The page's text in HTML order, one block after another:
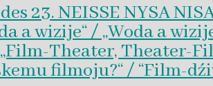
23. NEISSE NYSA
a wizije“ / „Woda a
Theater, Theater-
filmoju?“ / “Film-